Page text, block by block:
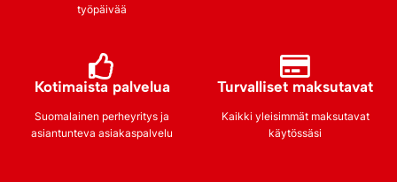
työpäivää
Kotimaista palvelua
Suomalainen perheyritys ja
asiantunteva asiakaspalvelu
Turvalliset maksutavat
Kaikki yleisimmät maksutavat
käytössäsi